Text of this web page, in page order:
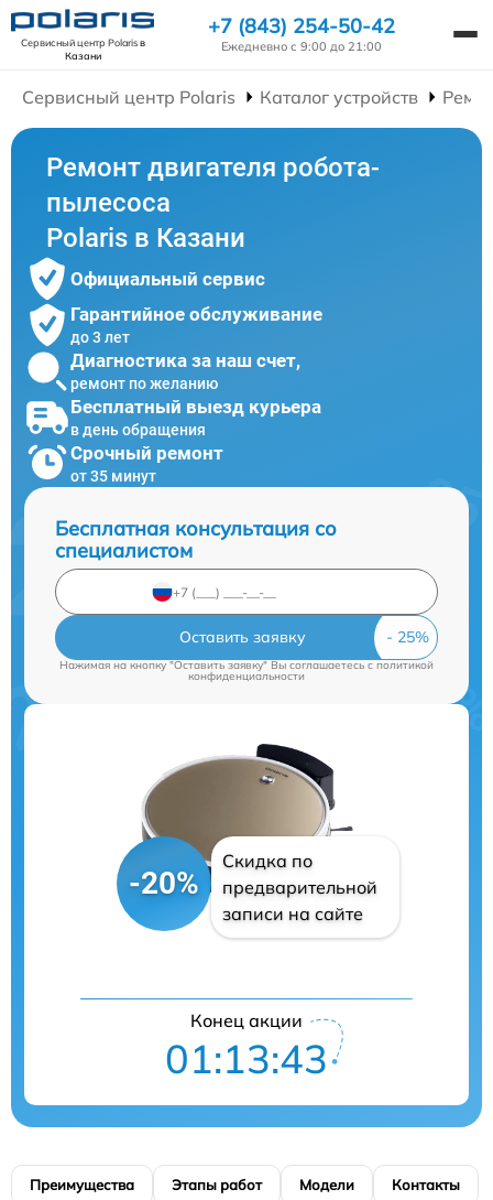
Сервисный центр Polarisв
Казани
+7 (843) 254-50-42
Ежедневно с 9:00 до 21:00
Сервисный центр Polaris Каталог устройств
Ремонт двигателя робота-
пылесоса
Polaris в Казани
Официальный сервис
Гарантийное обслуживание
до 3 лет
Диагностика за наш счет,
ремонт по желанию
Бесплатный выезд курьера
в день обращения
Срочный ремонт
от 35 минут
Бесплатная консультация со
специалистом
Оставить заявку
Нажимая на кнопку "Оставить заявку" Вы соглашаетесь cполитикой
конфиденциальности
-20%
Скидка по
предварительной
записи на сайте
Конец акции
01:13:42
Преимущества Этапы работ Модели Контакты